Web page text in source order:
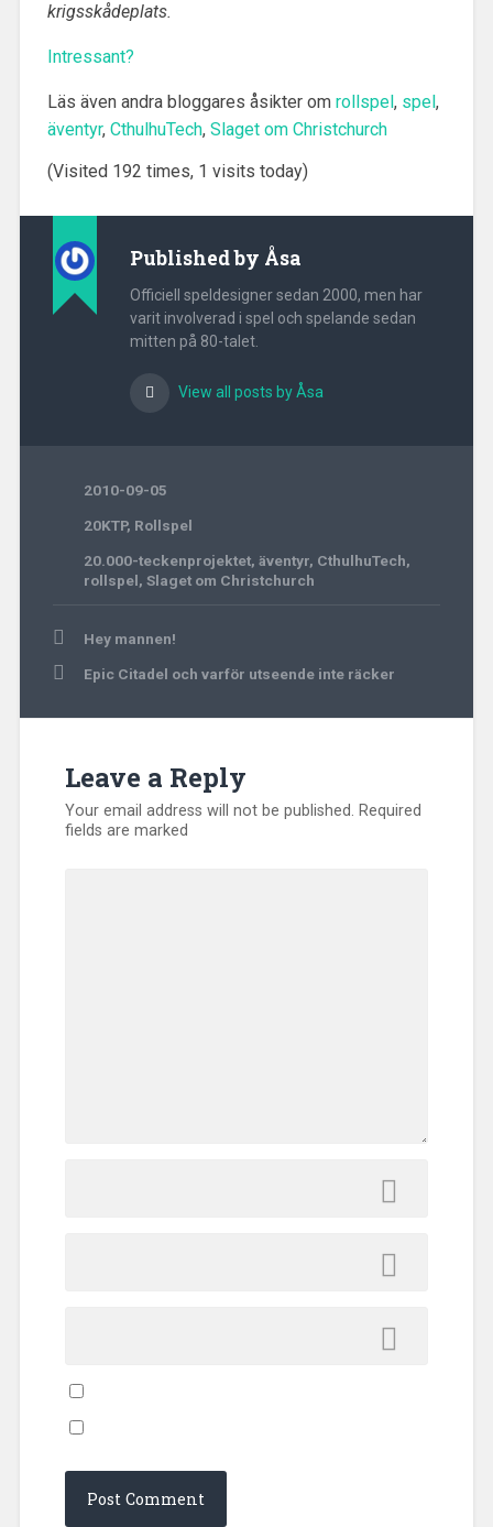
krigsskådeplats.
Intressant?
Läs även andra bloggares åsikter om rollspel , spel ,
äventyr, CthulhuTech, Slaget om Christchurch
(Visited 192 times, 1 visits today)
Published by Åsa
Officiell speldesigner sedan 2000, men har
varit involverad i spel och spelande sedan
mitten på 80-talet.
View all posts by Åsa
2010-09-05
20KTP, Rollspel
20.000-teckenprojektet, äventyr, CthulhuTech,
rollspel, Slaget om Christchurch
Post
navigation
Hey mannen!
Epic Citadel och varför utseende inte räcker
Leave a Reply
Your email address will not be published. Required
fields are marked